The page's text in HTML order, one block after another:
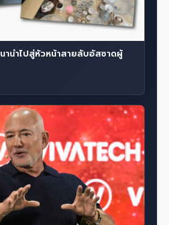
านำไปสู่หัวหน้าสายลับอัสซาดผู้